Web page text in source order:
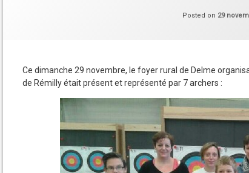
Posted on 29
Ce dimanche 29 novembre, le foyer rural de Delme
de Rémilly était présent et représenté par 7 archers :